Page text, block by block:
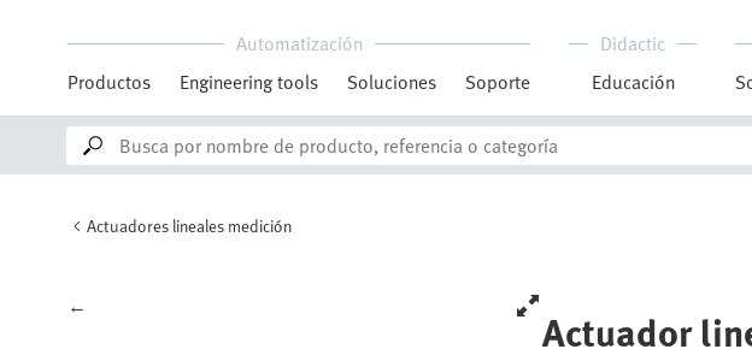
Automatización
Productos
Engineering tools Soluciones Soporte
Didactic
Educación
Actuadores lineales medición
Actuador